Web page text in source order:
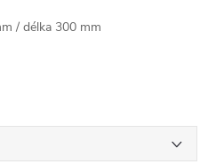
/ délka 300 mm